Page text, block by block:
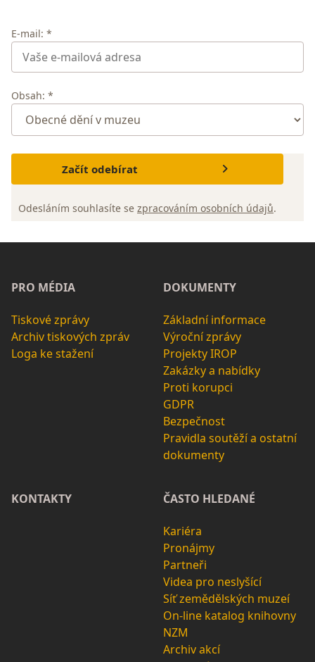
E-mail: *
Obsah: *
Začít odebírat
Odesláním souhlasíte se zpracováním osobních údajů.
PRO MÉDIA
Tiskové zprávy
Archiv tiskových zpráv
Loga ke stažení
DOKUMENTY
Základní informace
Výroční zprávy
Projekty IROP
Zakázky a nabídky
Proti korupci
GDPR
Bezpečnost
Pravidla soutěží a ostatní
dokumenty
KONTAKTY ČASTO HLEDANÉ
Kariéra
Pronájmy
Partneři
Videa pro neslyšící
Síť zemědělských muzeí
On-line katalog knihovny
NZM
Archiv akcí